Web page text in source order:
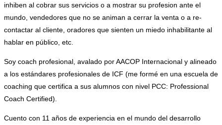
inhiben al cobrar sus servicios o a mostrar su profesion ante el
mundo, vendedores que no se animan a cerrar la venta o a re-
contactar al cliente, oradores que sienten un miedo inhabilitante al
hablar en público, etc.
Soy coach profesional, avalado por AACOP Internacional y alineado
a los estándares profesionales de ICF (me formé en una escuela de
coaching que certifica a sus alumnos con nivel PCC: Professional
Coach Certified).
Cuento con 11 años de experiencia en el mundo del desarrollo